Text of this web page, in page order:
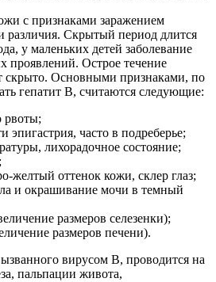
с признаками заражением
различия. Скрытый период длится
у маленьких детей заболевание
проявлений. Острое течение
скрыто. Основными признаками, по
гепатит В, считаются следующие:
рвоты;
эпигастрия, часто в подреберье;
лихорадочное состояние;
желтый оттенок кожи, склер глаз;
и окрашивание мочи в темный
размеров селезенки);
размеров печени).
вирусом В, проводится на
пальпации живота,